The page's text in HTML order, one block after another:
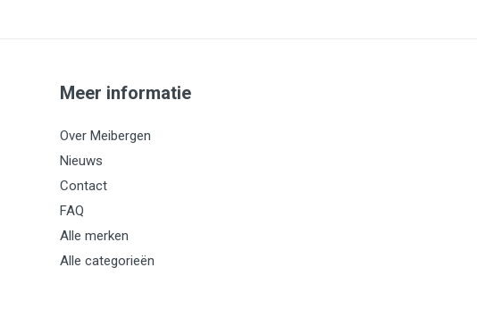
Meer informatie
Over Meibergen
Nieuws
Contact
FAQ
Alle merken
Alle categorieën